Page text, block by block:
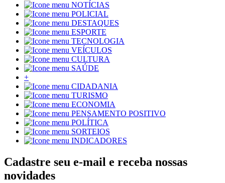
NOTÍCIAS
POLICIAL
DESTAQUES
ESPORTE
TECNOLOGIA
VEÍCULOS
CULTURA
SAÚDE
+
CIDADANIA
TURISMO
ECONOMIA
PENSAMENTO POSITIVO
POLÍTICA
SORTEIOS
INDICADORES
Cadastre seu e-mail e receba nossas
novidades